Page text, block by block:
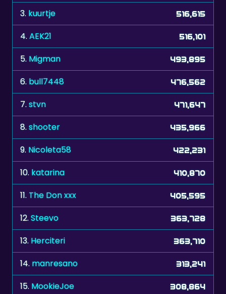
3. kuurtje 516,615
4.AEK21 516,101
5. Migman 493,895
6. bull7448 476,562
7.stvn 471,647
8.shooter 435,966
9. Nicoleta58 422,231
10. katarina 410,870
11. The Don xxx 405,595
12.Steevo 363,728
13. Herciteri 363,710
14. manresano 313,241
15. MookieJoe 308,864